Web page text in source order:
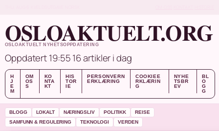
OSLOAKTUELT.ORG
OSLOAKTUELT NYHETSOPPDATERING
Oppdatert 19:5516 artikler i dag
H
J
E
M
OM
OS
S
KO
NTA
KT
HIS
TOR
IE
PERSONVERN
ERKLÆRING
COOKIEE
RKLÆRIN
G
NYHE
TSBR
EV
BL
O
G
G
BLOGG LOKALT NÆRINGSLIV POLITIKK
REISE
SAMFUNN & REGULERING
TEKNOLOGI VERDEN